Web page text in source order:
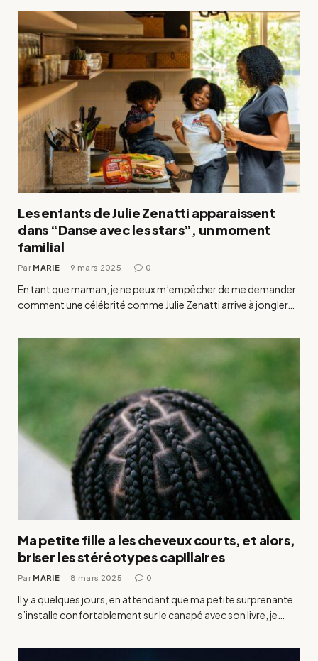
Les enfants de Julie Zenatti apparaissent
dans “Danse avec les stars”, un moment
familial
Par MARIE 9 mars 2025 0
En tant que maman, je ne peux m’empêcher de me demander
comment une célébrité comme Julie Zenatti arrive à jongler…
Ma petite fille a les cheveux courts, et alors,
briser les stéréotypes capillaires
Par MARIE 8 mars 2025 0
Il y a quelques jours, en attendant que ma petite surprenante
s’installe confortablement sur le canapé avec son livre, je…